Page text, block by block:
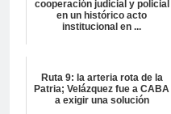
cooperación judicial y policial
en un histórico acto
institucional en ...
Ruta 9: la arteria rota de la
Patria; Velázquez fue a CABA
a exigir una solución